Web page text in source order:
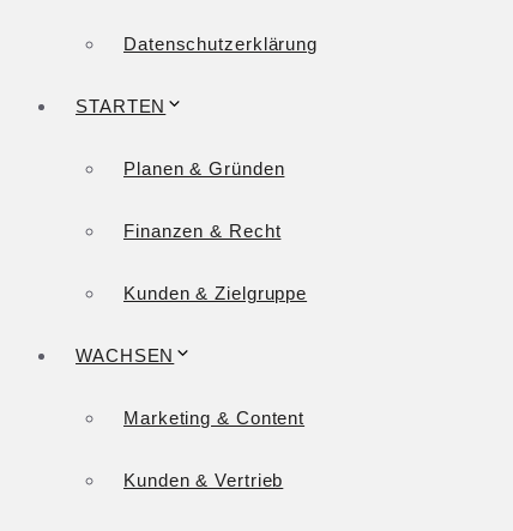
Datenschutzerklärung
STARTEN
Planen & Gründen
Finanzen & Recht
Kunden & Zielgruppe
WACHSEN
Marketing & Content
Kunden & Vertrieb